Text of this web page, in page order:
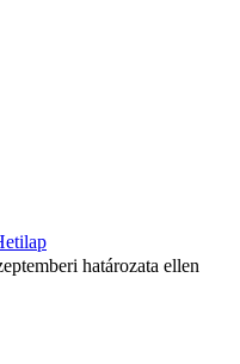
határozata ellen